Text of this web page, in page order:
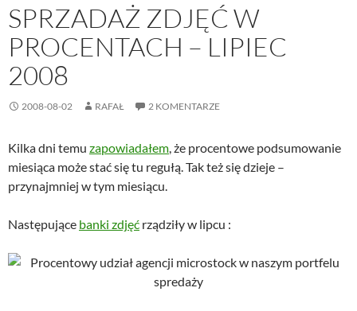
SPRZADAŻ ZDJĘĆ W
PROCENTACH – LIPIEC
2008
2008-08-02 RAFAŁ 2 KOMENTARZE
Kilka dni temu zapowiadałem, że procentowe podsumowanie
miesiąca może stać się tu regułą. Tak też się dzieje –
przynajmniej w tym miesiącu.
Następujące banki zdjęć rządziły w lipcu :